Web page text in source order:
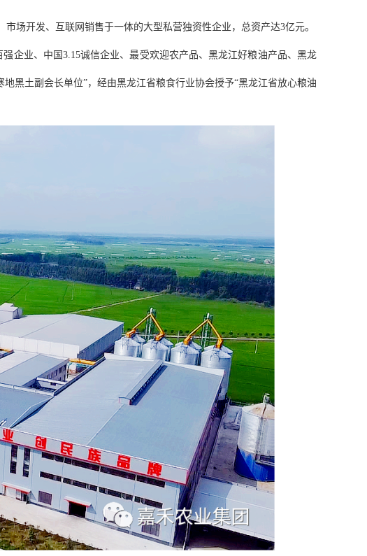
场开发、互联网销售于一体的大型私营独资性企业，总资产达3亿元。
企业、中国3.15诚信企业、最受欢迎农产品、黑龙江好粮油产品、黑龙
黑土副会长单位”，经由黑龙江省粮食行业协会授予“黑龙江省放心粮油